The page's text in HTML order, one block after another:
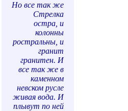
Но все так же
Стрелка
остра, и
колонны
ростральны, и
гранит
гранитен. И
все так же в
каменном
невском русле
живая вода. И
плывут по ней